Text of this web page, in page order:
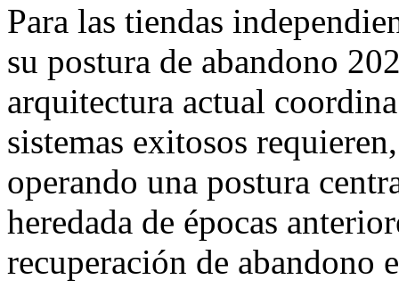
Para las tiendas
su postura de abandono
arquitectura actual
sistemas exitosos
operando una postura
heredada de épocas
recuperación de abandono